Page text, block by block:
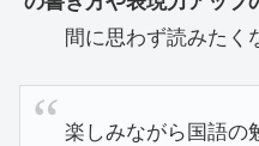
間に思わず読みたく
楽しみながら国語の